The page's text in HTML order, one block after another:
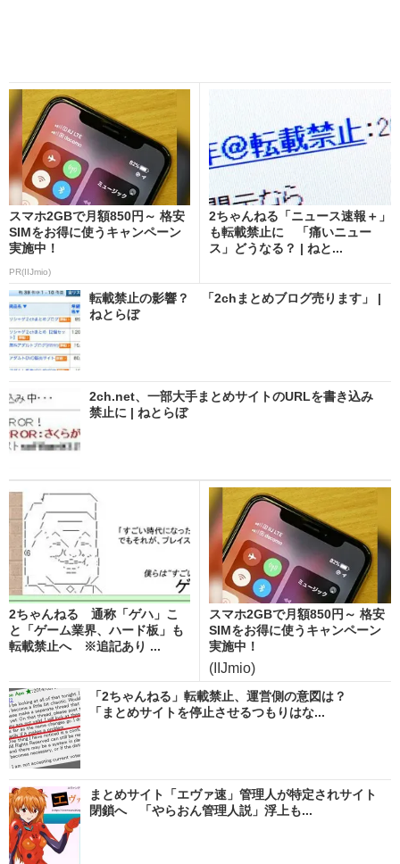
スマホ2GBで月額850円～ 格安
SIMをお得に使うキャンペーン
実施中！
PR(IIJmio)
2ちゃんねる「ニュース速報＋」
も転載禁止に 「痛いニュー
ス」どうなる？ | ねと...
転載禁止の影響？ 「2chまとめブログ売ります」 |
ねとらぼ
2ch.net、一部大手まとめサイトのURLを書き込み
禁止に | ねとらぼ
2ちゃんねる 通称「ゲハ」こ
と「ゲーム業界、ハード板」も
転載禁止へ ※追記あり ...
スマホ2GBで月額850円～ 格安
SIMをお得に使うキャンペーン
実施中！
(IIJmio)
「2ちゃんねる」転載禁止、運営側の意図は？
「まとめサイトを停止させるつもりはな...
まとめサイト「エヴァ速」管理人が特定されサイト
閉鎖へ 「やらおん管理人説」浮上も...